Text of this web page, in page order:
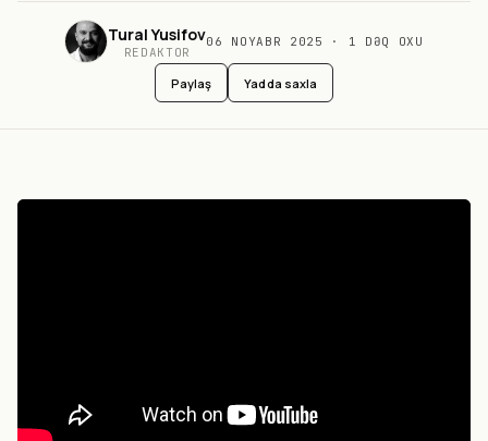
Tural Yusifov
REDAKTOR
06 NOYABR 2025 · 1 DƏQ OXU
Paylaş Yadda saxla